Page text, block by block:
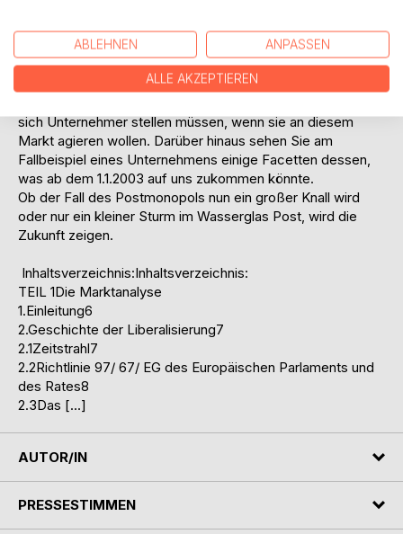
nächsten Tag, wenn mein Brief auch ruhig 3 Tage
unterwegs sein kann? ...all diese Fragen gewinnen nun an
wirtschaftlicher Bedeutung und können über die Existenz
neuer Unternehmen entscheiden.
sich Unternehmer stellen müssen, wenn sie an diesem
Markt agieren wollen. Darüber hinaus sehen Sie am
Fallbeispiel eines Unternehmens einige Facetten dessen,
was ab dem 1.1.2003 auf uns zukommen könnte.
Ob der Fall des Postmonopols nun ein großer Knall wird
oder nur ein kleiner Sturm im Wasserglas Post, wird die
Zukunft zeigen.
Inhaltsverzeichnis:Inhaltsverzeichnis:
TEIL 1Die Marktanalyse
1.Einleitung6
2.Geschichte der Liberalisierung7
2.1Zeitstrahl7
2.2Richtlinie 97/ 67/ EG des Europäischen Parlaments und
des Rates8
2.3Das […]
AUTOR/IN
PRESSESTIMMEN
ABLEHNEN ANPASSEN
ALLE AKZEPTIEREN